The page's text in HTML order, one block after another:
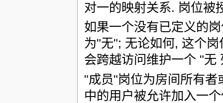
对一的映射关系. 岗位被
如果一个没有已定义的
为"无"; 无论如何, 这个
会跨越访问维护一个 "无
"成员"岗位为房间所有
中的用户被允许加入一